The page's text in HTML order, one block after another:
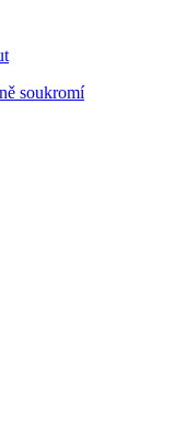
soukromí